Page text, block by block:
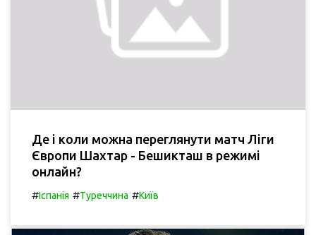
Де і коли можна переглянути матч Ліги
Європи Шахтар - Бешикташ в режимі
онлайн?
#Іспанія #Туреччина #Київ